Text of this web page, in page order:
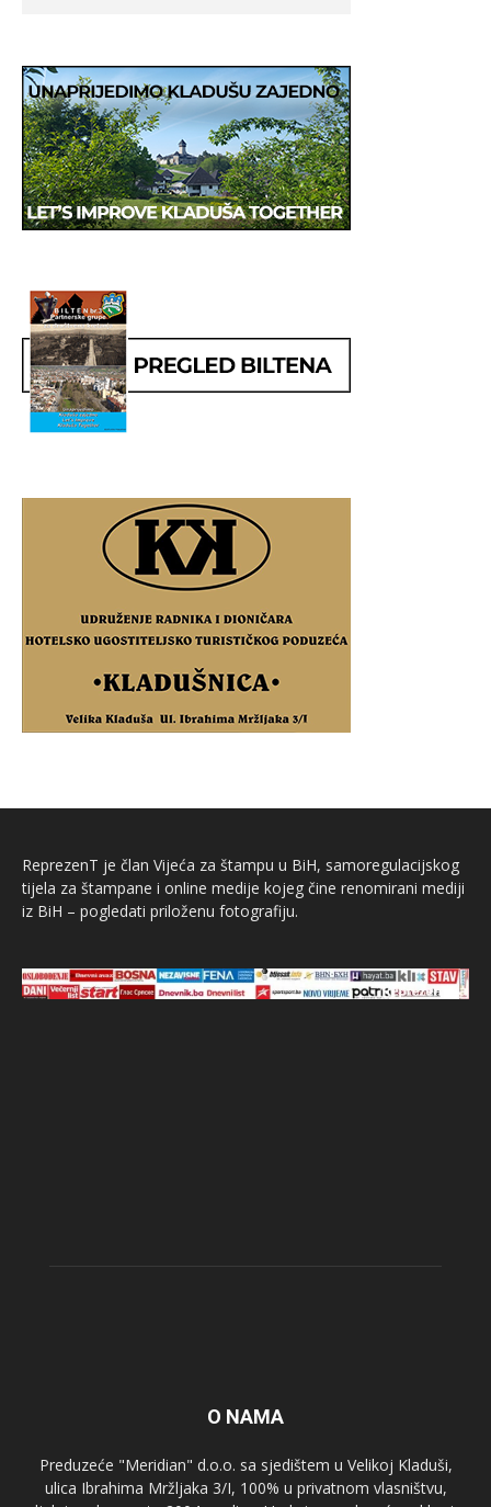
ReprezenT je član Vijeća za štampu u BiH, samoregulacijskog
tijela za štampane i online medije kojeg čine renomirani mediji
iz BiH – pogledati priloženu fotografiju.
O NAMA
Preduzeće "Meridian" d.o.o. sa sjedištem u Velikoj Kladuši,
ulica Ibrahima Mržljaka 3/I, 100% u privatnom vlasništvu,